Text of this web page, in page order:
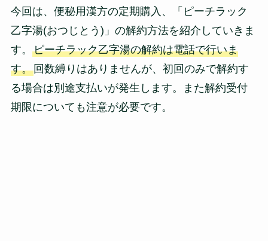
今回は、便秘用漢方の定期購入、「ピーチラック
乙字湯(おつじとう)」の解約方法を紹介していきま
す。 ピーチラック乙字湯の解約は電話で行いま
す。回数縛りはありませんが、初回のみで解約す
る場合は別途支払いが発生します。また解約受付
期限についても注意が必要です。